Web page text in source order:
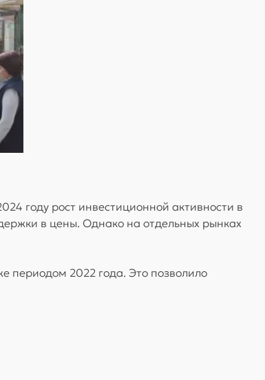
году рост инвестиционной активности в
в цены. Однако на отдельных рынках
периодом 2022 года. Это позволило